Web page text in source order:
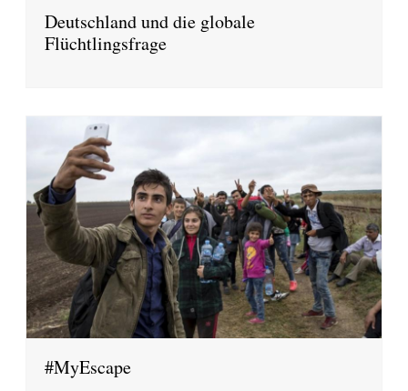
Deutschland und die globale
Flüchtlingsfrage
#MyEscape